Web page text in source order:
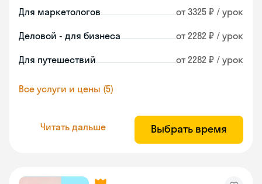
Для маркетологов от 3325 ₽ / урок
Деловой - для бизнеса от 2282 ₽ / урок
Для путешествий от 2282 ₽ / урок
Все услуги и цены (5)
Читать дальше Выбрать время